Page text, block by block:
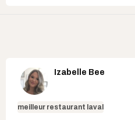
Izabelle Bee
meilleur restaurant laval